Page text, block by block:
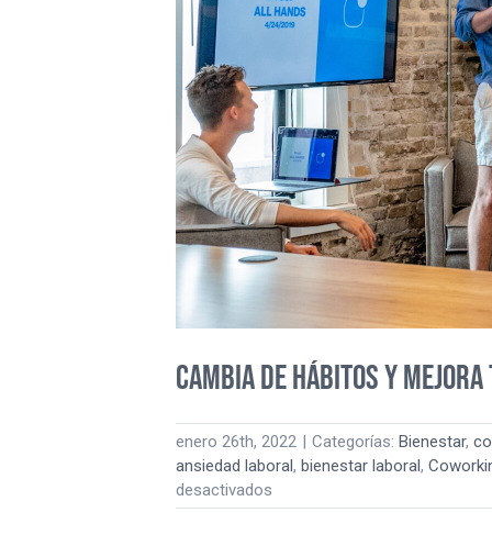
Cambia de hábitos y
enero 26th, 2022 | Categorías: Bienestar,
ansiedad laboral, bienestar laboral,
desactivados
Cambia